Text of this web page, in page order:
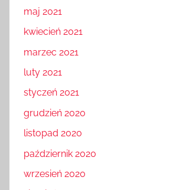
maj 2021
kwiecień 2021
marzec 2021
luty 2021
styczeń 2021
grudzień 2020
listopad 2020
październik 2020
wrzesień 2020